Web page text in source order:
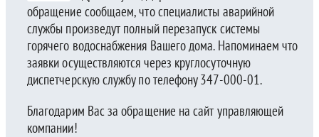
обращение сообщаем, что специалисты аварийной
службы произведут полный перезапуск системы
горячего водоснабжения Вашего дома. Напоминаем что
заявки осуществляются через круглосуточную
диспетчерскую службу по телефону 347-000-01.
Благодарим Вас за обращение на сайт управляющей
компании!